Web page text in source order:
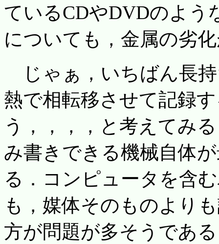
ているCDやDVDのよう
についても，金属の劣
じゃぁ，いちばん長
熱で相転移させて記録
う，，，，と考えてみ
み書きできる機械自体
る．コンピュータを含
も，媒体そのものより
方が問題が多そうであ